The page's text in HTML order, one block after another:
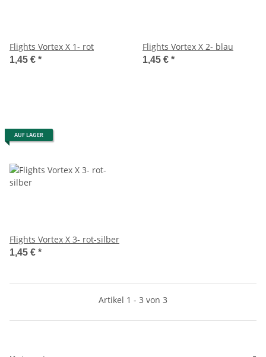
Flights Vortex X 1- rot
1,45 € *
Flights Vortex X 2- blau
1,45 € *
AUF LAGER
Flights Vortex X 3- rot-silber
1,45 € *
Artikel 1 - 3 von 3